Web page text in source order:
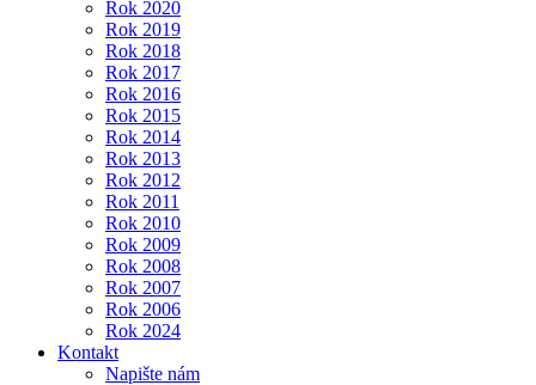
Rok 2020
Rok 2019
Rok 2018
Rok 2017
Rok 2016
Rok 2015
Rok 2014
Rok 2013
Rok 2012
Rok 2011
Rok 2010
Rok 2009
Rok 2008
Rok 2007
Rok 2006
Rok 2024
Kontakt
Napište nám